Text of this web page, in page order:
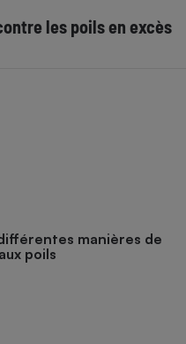
les poils en excès
manières de
poils